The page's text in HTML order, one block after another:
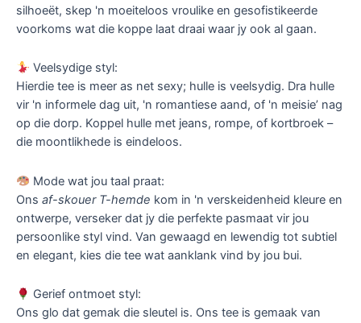
silhoeët, skep 'n moeiteloos vroulike en gesofistikeerde
voorkoms wat die koppe laat draai waar jy ook al gaan.
Veelsydige styl:
Hierdie tee is meer as net sexy; hulle is veelsydig. Dra hulle
vir 'n informele dag uit, 'n romantiese aand, of 'n meisie’ nag
op die dorp. Koppel hulle met jeans, rompe, of kortbroek –
die moontlikhede is eindeloos.
Mode wat jou taal praat:
Ons af-skouer T-hemde kom in 'n verskeidenheid kleure en
ontwerpe, verseker dat jy die perfekte pasmaat vir jou
persoonlike styl vind. Van gewaagd en lewendig tot subtiel
en elegant, kies die tee wat aanklank vind by jou bui.
Gerief ontmoet styl:
Ons glo dat gemak die sleutel is. Ons tee is gemaak van